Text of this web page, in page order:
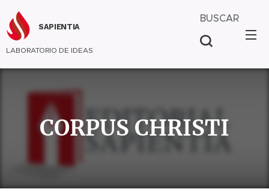
SAPIENTIA
LABORATORIO DE IDEAS
BUSCAR
CORPUS CHRISTI